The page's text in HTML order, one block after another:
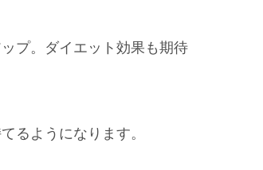
プ。ダイエット効果も期待
るようになります。